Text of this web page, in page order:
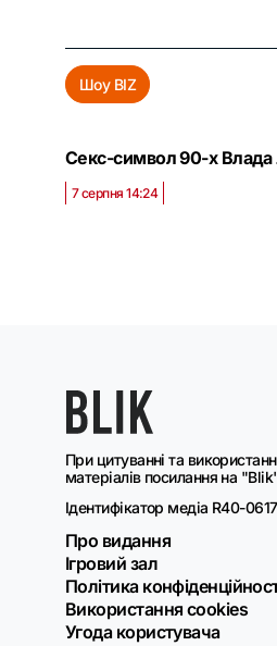
Шоу BIZ
Секс-символ 90-х Влада
7 серпня 14:24
При цитуванні та
матеріалів посилання на
Ідентифікатор медіа R40-
Про видання
Ігровий зал
Політика
Використання cookies
Угода користувача